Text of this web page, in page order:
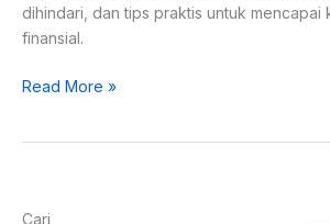
dihindari, dan tips praktis untuk mencapai
finansial.
Read More »
Cari